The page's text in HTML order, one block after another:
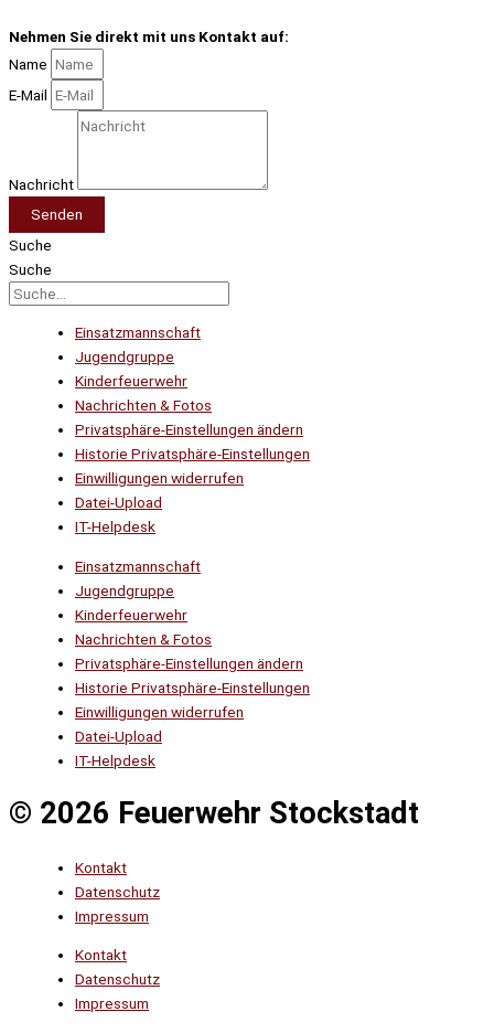
Nehmen Sie direkt mit uns Kontakt auf:
Name
E-Mail
Nachricht
Senden
Suche
Suche
Einsatzmannschaft
Jugendgruppe
Kinderfeuerwehr
Nachrichten & Fotos
Privatsphäre-Einstellungen ändern
Historie Privatsphäre-Einstellungen
Einwilligungen widerrufen
Datei-Upload
IT-Helpdesk
Einsatzmannschaft
Jugendgruppe
Kinderfeuerwehr
Nachrichten & Fotos
Privatsphäre-Einstellungen ändern
Historie Privatsphäre-Einstellungen
Einwilligungen widerrufen
Datei-Upload
IT-Helpdesk
© 2026 Feuerwehr Stockstadt
Kontakt
Datenschutz
Impressum
Kontakt
Datenschutz
Impressum